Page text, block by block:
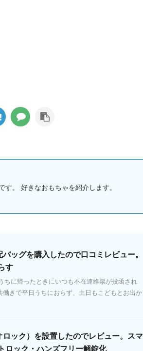
。 好きなおもちゃを紹介します。
ッグを購入したので口コミレビュー。
す
ちに帰ったときにいつも不在連絡票が投函され
きで平日うちにおらず、土日もこどもとお出か
ック）を設置したのでレビュー。スマ
ロック・ハンズフリー解錠化